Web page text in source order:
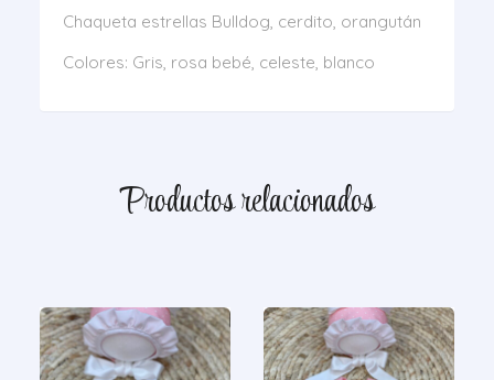
Chaqueta estrellas Bulldog, cerdito, orangután
Colores: Gris, rosa bebé, celeste, blanco
Productos relacionados